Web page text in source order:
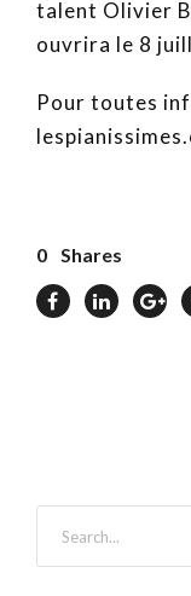
talent Olivier
ouvrira le 8
Pour toutes
0 Shares